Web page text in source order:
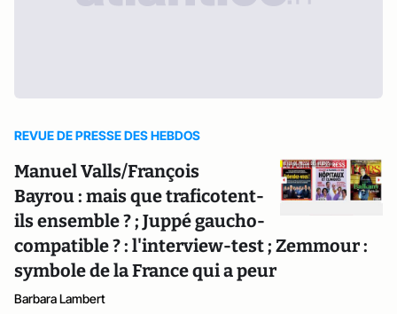
REVUE DE PRESSE DES HEBDOS
Manuel Valls/François
Bayrou : mais que traficotent-
ils ensemble ? ; Juppé gaucho-
compatible ? : l'interview-test ; Zemmour :
symbole de la France qui a peur
Barbara Lambert